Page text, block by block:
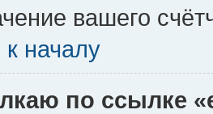
вашего
началу
по ссылке